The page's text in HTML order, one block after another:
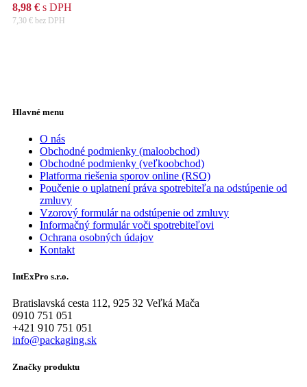
8,98 € s DPH
7,30 € bez DPH
Hlavné menu
O nás
Obchodné podmienky (maloobchod)
Obchodné podmienky (veľkoobchod)
Platforma riešenia sporov online (RSO)
Poučenie o uplatnení práva spotrebiteľa na odstúpenie od
zmluvy
Vzorový formulár na odstúpenie od zmluvy
Informačný formulár voči spotrebiteľovi
Ochrana osobných údajov
Kontakt
IntExPro s.r.o.
Bratislavská cesta 112, 925 32 Veľká Mača
0910 751 051
+421 910 751 051
info@packaging.sk
Značky produktu